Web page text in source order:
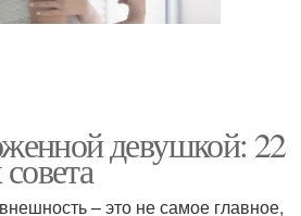
девушкой: 22
– это не самое главное,